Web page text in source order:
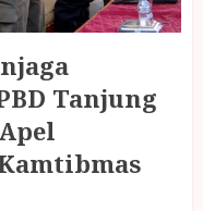
Tanjung